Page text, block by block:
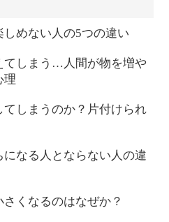
めない人の5つの違い
てしまう…人間が物を増や
理
しまうのか？片付けられ
なる人とならない人の違
くなるのはなぜか？